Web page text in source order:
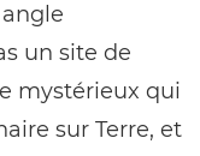
un site de
mystérieux qui
sur Terre, et